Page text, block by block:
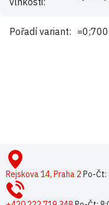
Pořadí variant:
pRejskova 14, Praha 2 Po-Čt: